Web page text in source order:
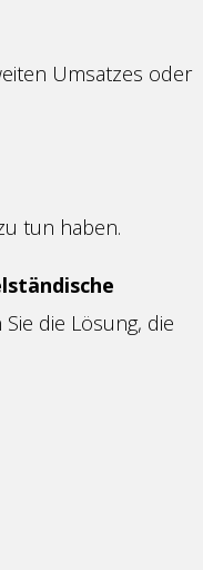
Umsatzes oder
tun haben.
die Lösung, die